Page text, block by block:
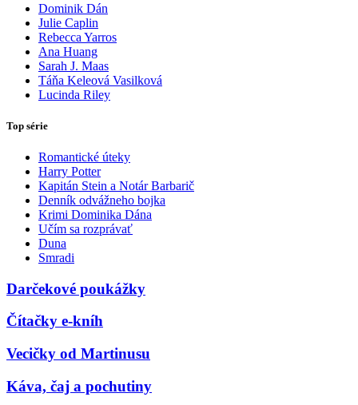
Dominik Dán
Julie Caplin
Rebecca Yarros
Ana Huang
Sarah J. Maas
Táňa Keleová Vasilková
Lucinda Riley
Top série
Romantické úteky
Harry Potter
Kapitán Stein a Notár Barbarič
Denník odvážneho bojka
Krimi Dominika Dána
Učím sa rozprávať
Duna
Smradi
Darčekové poukážky
Čítačky e-kníh
Vecičky od Martinusu
Káva, čaj a pochutiny